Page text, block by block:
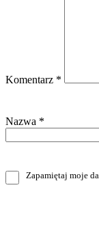
Komentarz *
Nazwa *
Zapamiętaj moje